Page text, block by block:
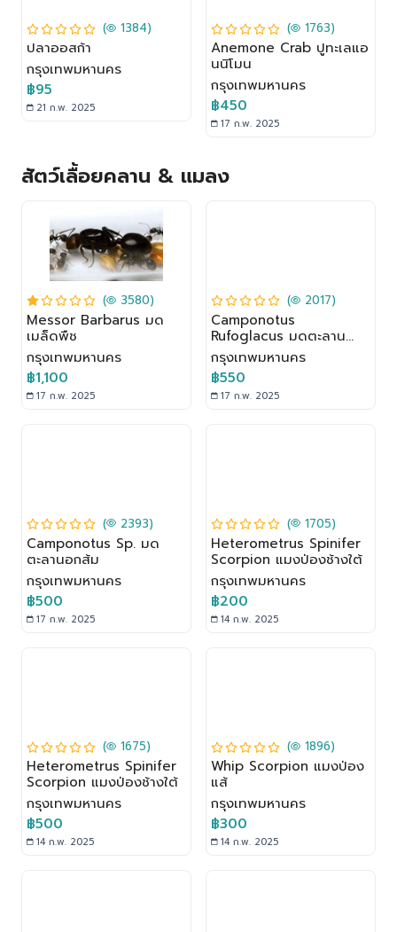
( 1384)
ปลาออสก้า
กรุงเทพมหานคร
฿95
21 ก.พ. 2025
( 1763)
Anemone Crab ปูทะเลแอ
นนิโมน
กรุงเทพมหานคร
฿450
17 ก.พ. 2025
สัตว์เลื้อยคลาน & แมลง
( 3580)
Messor Barbarus มด
เมล็ดพืช
กรุงเทพมหานคร
฿1,100
17 ก.พ. 2025
( 2017)
Camponotus
Rufoglacus มดตะลาน
ปล้องขี้เถ้า
กรุงเทพมหานคร
฿550
17 ก.พ. 2025
( 2393)
Camponotus Sp. มด
ตะลานอกส้ม
กรุงเทพมหานคร
฿500
17 ก.พ. 2025
( 1705)
Heterometrus Spinifer
Scorpion แมงป่องช้างใต้
กรุงเทพมหานคร
฿200
14 ก.พ. 2025
( 1675)
Heterometrus Spinifer
Scorpion แมงป่องช้างใต้
กรุงเทพมหานคร
฿500
14 ก.พ. 2025
( 1896)
Whip Scorpion แมงป่อง
แส้
กรุงเทพมหานคร
฿300
14 ก.พ. 2025